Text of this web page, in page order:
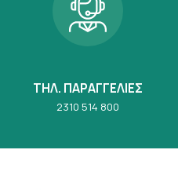
ΤΗΛ. ΠΑΡΑΓΓΕΛΙΕΣ
2310 514 800